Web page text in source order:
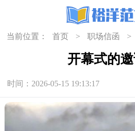
当前位置： 首页 > 职场信函 >
开幕式的
时间：2026-05-15 19:13:17